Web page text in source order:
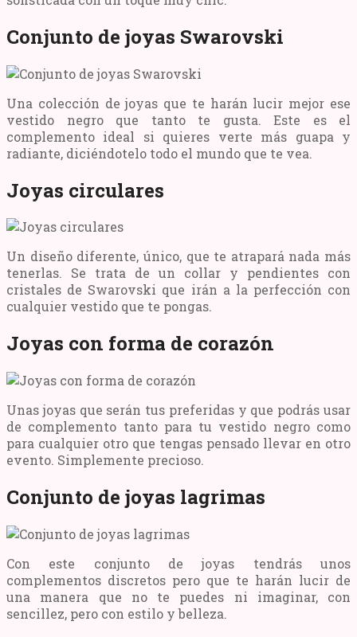
Conjunto de joyas Swarovski
Una colección de joyas que te harán lucir mejor ese
vestido negro que tanto te gusta. Este es el
complemento ideal si quieres verte más guapa y
radiante, diciéndotelo todo el mundo que te vea.
Joyas circulares
Un diseño diferente, único, que te atrapará nada más
tenerlas. Se trata de un collar y pendientes con
cristales de Swarovski que irán a la perfección con
cualquier vestido que te pongas.
Joyas con forma de corazón
Unas joyas que serán tus preferidas y que podrás usar
de complemento tanto para tu vestido negro como
para cualquier otro que tengas pensado llevar en otro
evento. Simplemente precioso.
Conjunto de joyas lagrimas
Con este conjunto de joyas tendrás unos
complementos discretos pero que te harán lucir de
una manera que no te puedes ni imaginar, con
sencillez, pero con estilo y belleza.